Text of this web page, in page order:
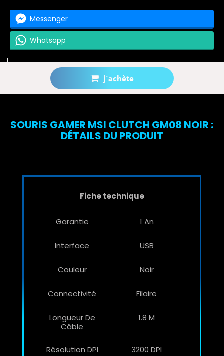
j'achète
Messenger
Whatsapp
Prévenez-moi lorsque le produit est disponible
SOURIS GAMER MSI CLUTCH GM08 NOIR :
DÉTAILS DU PRODUIT
Fiche technique
Garantie 1 An
Interface USB
Couleur Noir
Connectivité Filaire
Longueur De
Câble
1.8 M
Résolution DPI 3200 DPI